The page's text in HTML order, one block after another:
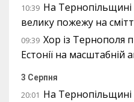
10:39 На
велику пожежу на
09:39 Хор із Тернополя
Естонії на масштабній
3 Серпня
20:01 На Тернопільщині